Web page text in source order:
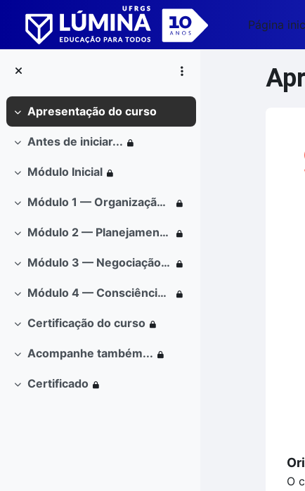
Ir para o conteúdo principal
Página
Contrair
Apresentação do curso
Contrair
Antes de iniciar...
Contrair
Módulo Inicial
Contrair
Módulo 1 — Organização das Finanças Pessoais
Contrair
Módulo 2 — Planejamento Financeiro Pessoal
Contrair
Módulo 3 — Negociação de dívidas
Contrair
Módulo 4 — Consciência e Liberdade Financeira
Contrair
Certificação do curso
Contrair
Acompanhe também...
Contrair
Certificado
O